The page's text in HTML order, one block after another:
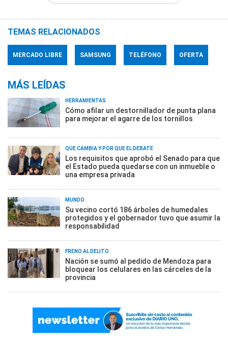
TEMAS RELACIONADOS
MERCADO LIBRE SAMSUNG TELÉFONO OFERTA
MÁS LEÍDAS
HERRAMIENTAS
Cómo afilar un destornillador de punta plana
para mejorar el agarre de los tornillos
QUÉ CAMBIA Y POR QUÉ EL DEBATE
Los requisitos que aprobó el Senado para que
el Estado pueda quedarse con un inmueble o
una empresa privada
MUNDO
Su vecino cortó 186 árboles de humedales
protegidos y el gobernador tuvo que asumir la
responsabilidad
FRENO AL DELITO
Nación se sumó al pedido de Mendoza para
bloquear los celulares en las cárceles de la
provincia